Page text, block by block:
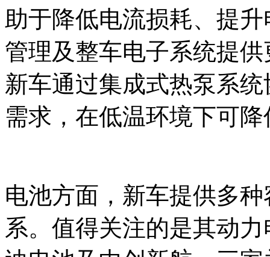
助于降低电流损耗、提
管理及整车电子系统提
新车通过集成式热泵系
需求，在低温环境下可
电池方面，新车提供多
系。值得关注的是其动